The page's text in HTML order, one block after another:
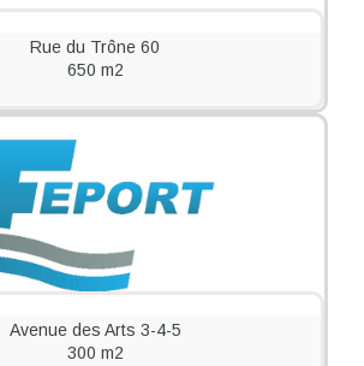
Rue du Trône 60
650 m2
Avenue des Arts 3-4-5
300 m2